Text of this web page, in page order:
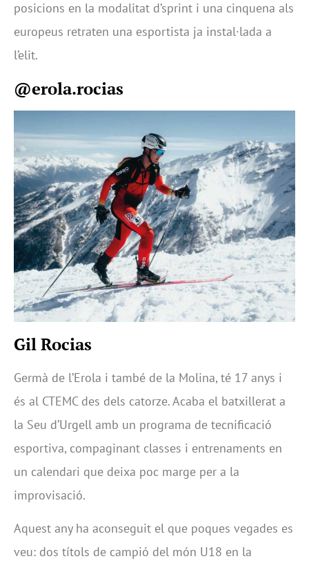
posicions en la modalitat d’sprint i una cinquena als
europeus retraten una esportista ja instal·lada a
l’elit.
@erola.rocias
Gil Rocias
Germà de l’Erola i també de la Molina, té 17 anys i
és al CTEMC des dels catorze. Acaba el batxillerat a
la Seu d’Urgell amb un programa de tecnificació
esportiva, compaginant classes i entrenaments en
un calendari que deixa poc marge per a la
improvisació.
Aquest any ha aconseguit el que poques vegades es
veu: dos títols de campió del món U18 en la